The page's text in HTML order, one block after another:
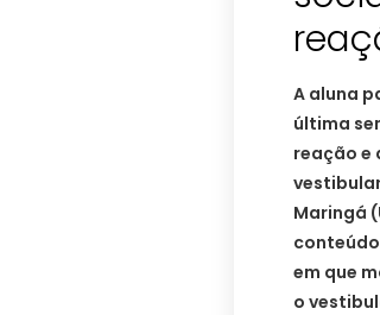
A aluna
última
reação e
Maringá
em que
o